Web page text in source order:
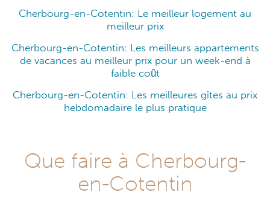
Cherbourg-en-Cotentin: Le meilleur logement au
meilleur prix
Cherbourg-en-Cotentin: Les meilleurs appartements
de vacances au meilleur prix pour un week-end à
faible coût
Cherbourg-en-Cotentin: Les meilleures gîtes au prix
hebdomadaire le plus pratique
Que faire à Cherbourg-
en-Cotentin